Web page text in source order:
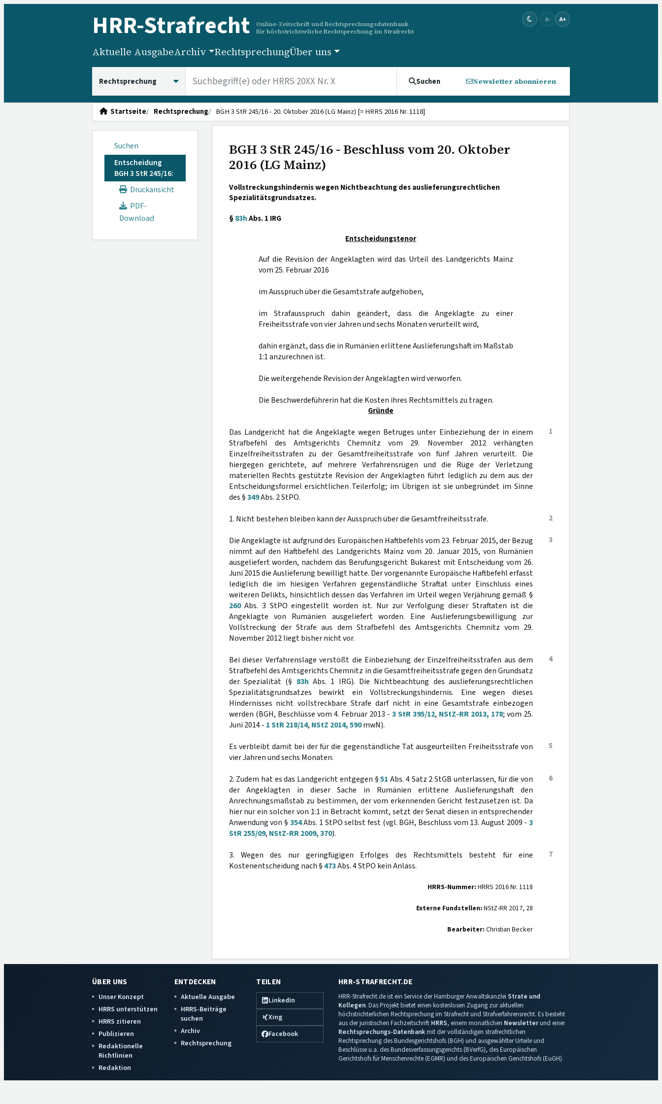
HRR-Strafrecht
Online-Zeitschrift und Rechtsprechungsdatenbank
für höchstrichterliche Rechtsprechung im Strafrecht
A- A+
Aktuelle AusgabeArchiv RechtsprechungÜber uns
Suchen Newsletter abonnieren
Startseite Rechtsprechung BGH 3 StR 245/16 - 20. Oktober 2016 (LG Mainz) [= HRRS 2016 Nr. 1118]
Suchen
Entscheidung
BGH 3 StR 245/16:
Druckansicht
PDF-
Download
BGH 3 StR 245/16 - Beschluss vom 20. Oktober
2016 (LG Mainz)
Vollstreckungshindernis wegen Nichtbeachtung des auslieferungsrechtlichen
Spezialitätsgrundsatzes.
§83hAbs. 1 IRG
Entscheidungstenor
Auf die Revision der Angeklagten wird das Urteil des Landgerichts Mainz
vom 25. Februar 2016
im Ausspruch über die Gesamtstrafe aufgehoben,
im Strafausspruch dahin geändert, dass die Angeklagte zu einer
Freiheitsstrafe von vier Jahren und sechs Monaten verurteilt wird,
dahin ergänzt, dass die in Rumänien erlittene Auslieferungshaft im Maßstab
1:1 anzurechnen ist.
Die weitergehende Revision der Angeklagten wird verworfen.
Die Beschwerdeführerin hat die Kosten ihres Rechtsmittels zu tragen.
Gründe
1
Das Landgericht hat die Angeklagte wegen Betruges unter Einbeziehung der in einem
Strafbefehl des Amtsgerichts Chemnitz vom 29. November 2012 verhängten
Einzelfreiheitsstrafen zu der Gesamtfreiheitsstrafe von fünf Jahren verurteilt. Die
hiergegen gerichtete, auf mehrere Verfahrensrügen und die Rüge der Verletzung
materiellen Rechts gestützte Revision der Angeklagten führt lediglich zu dem aus der
Entscheidungsformel ersichtlichen Teilerfolg; im Übrigen ist sie unbegründet im Sinne
des §349Abs. 2 StPO.
2
1. Nicht bestehen bleiben kann der Ausspruch über die Gesamtfreiheitsstrafe.
3
Die Angeklagte ist aufgrund des Europäischen Haftbefehls vom 23. Februar 2015, der Bezug
nimmt auf den Haftbefehl des Landgerichts Mainz vom 20. Januar 2015, von Rumänien
ausgeliefert worden, nachdem das Berufungsgericht Bukarest mit Entscheidung vom 26.
Juni 2015 die Auslieferung bewilligt hatte. Der vorgenannte Europäische Haftbefehl erfasst
lediglich die im hiesigen Verfahren gegenständliche Straftat unter Einschluss eines
weiteren Delikts, hinsichtlich dessen das Verfahren im Urteil wegen Verjährung gemäß §
260Abs. 3 StPO eingestellt worden ist. Nur zur Verfolgung dieser Straftaten ist die
Angeklagte von Rumänien ausgeliefert worden. Eine Auslieferungsbewilligung zur
Vollstreckung der Strafe aus dem Strafbefehl des Amtsgerichts Chemnitz vom 29.
November 2012 liegt bisher nicht vor.
4
Bei dieser Verfahrenslage verstößt die Einbeziehung der Einzelfreiheitsstrafen aus dem
Strafbefehl des Amtsgerichts Chemnitz in die Gesamtfreiheitsstrafe gegen den Grundsatz
der Spezialität (§ 83h Abs. 1 IRG). Die Nichtbeachtung des auslieferungsrechtlichen
Spezialitätsgrundsatzes bewirkt ein Vollstreckungshindernis. Eine wegen dieses
Hindernisses nicht vollstreckbare Strafe darf nicht in eine Gesamtstrafe einbezogen
werden (BGH, Beschlüsse vom 4. Februar 2013 - 3 StR 395/12, NStZ-RR 2013, 178; vom 25.
Juni 2014 - 1 StR 218/14, NStZ 2014, 590mwN).
5
Es verbleibt damit bei der für die gegenständliche Tat ausgeurteilten Freiheitsstrafe von
vier Jahren und sechs Monaten.
6
2. Zudem hat es das Landgericht entgegen §51 Abs. 4 Satz 2 StGB unterlassen, für die von
der Angeklagten in dieser Sache in Rumänien erlittene Auslieferungshaft den
Anrechnungsmaßstab zu bestimmen, der vom erkennenden Gericht festzusetzen ist. Da
hier nur ein solcher von 1:1 in Betracht kommt, setzt der Senat diesen in entsprechender
Anwendung von § 354Abs. 1 StPO selbst fest (vgl. BGH, Beschluss vom 13. August 2009 -3
StR 255/09, NStZ-RR 2009, 370).
7
3. Wegen des nur geringfügigen Erfolges des Rechtsmittels besteht für eine
Kostenentscheidung nach §473Abs. 4 StPO kein Anlass.
HRRS-Nummer: HRRS 2016 Nr. 1118
Externe Fundstellen: NStZ-RR 2017, 28
Bearbeiter: Christian Becker
ÜBER UNS
Unser Konzept
HRRS unterstützen
HRRS zitieren
Publizieren
Redaktionelle
Richtlinien
Redaktion
ENTDECKEN
Aktuelle Ausgabe
HRRS-Beiträge
suchen
Archiv
Rechtsprechung
TEILEN
LinkedIn
Xing
Facebook
HRR-STRAFRECHT.DE
HRR-Strafrecht.de ist ein Service der Hamburger Anwaltskanzlei Strate und
Kollegen. Das Projekt bietet einen kostenlosen Zugang zur aktuellen
höchstrichterlichen Rechtsprechung im Strafrecht und Strafverfahrensrecht. Es besteht
aus der juristischen Fachzeitschrift HRRS, einem monatlichen Newsletterund einer
Rechtsprechungs-Datenbankmit der vollständigen strafrechtlichen
Rechtsprechung des Bundesgerichtshofs (BGH) und ausgewählter Urteile und
Beschlüsse u.a. des Bundesverfassungsgerichts (BVerfG), des Europäischen
Gerichtshofs für Menschenrechte (EGMR) und des Europäischen Gerichtshofs (EuGH).